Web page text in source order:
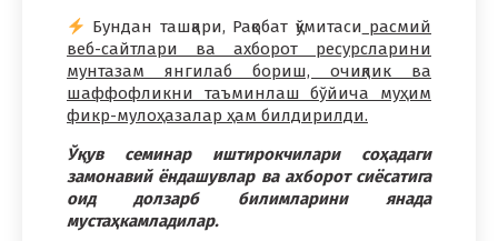
Бундан ташқари, Рақобат қўмитаси расмий
веб-сайтлари ва ахборот ресурсларини
мунтазам янгилаб бориш, очиқлик ва
шаффофликни таъминлаш бўйича муҳим
фикр-мулоҳазалар ҳам билдирилди.
Ўқув семинар иштирокчилари соҳадаги
замонавий ёндашувлар ва ахборот сиёсатига
оид долзарб билимларини янада
мустаҳкамладилар.